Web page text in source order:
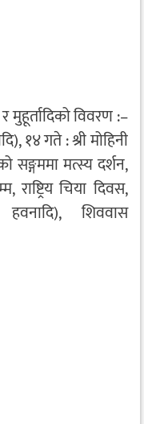
मुहूर्तादिको विवरण :–
१४ गते : श्री मोहिनी
सङ्गममा मत्स्य दर्शन,
चिया दिवस,
शिववास